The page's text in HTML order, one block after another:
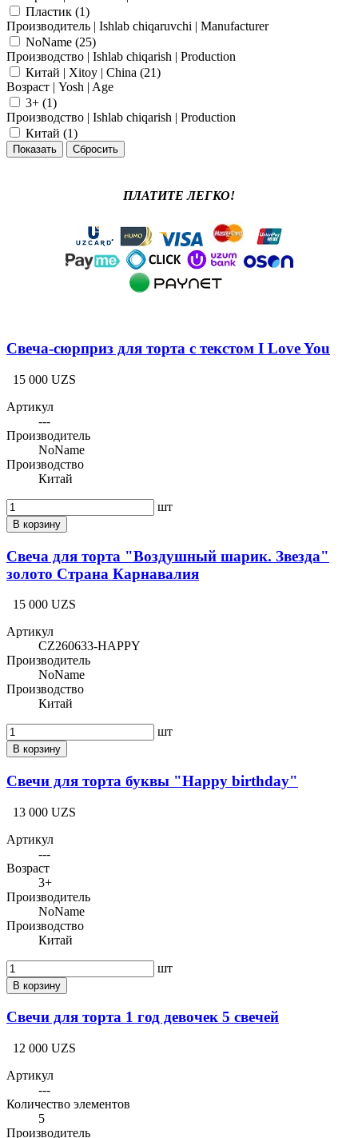
Пластик (1)
Производитель | Ishlab chiqaruvchi | Manufacturer
NoName (25)
Производство | Ishlab chiqarish | Production
Китай | Xitoy | China (21)
Возраст | Yosh | Age
3+ (1)
Производство | Ishlab chiqarish | Production
Китай (1)
ПЛАТИТЕ ЛЕГКО!
Свеча-сюрприз для торта с текстом I Love You
15 000 UZS
Артикул
---
Производитель
NoName
Производство
Китай
шт
В корзину
Свеча для торта "Воздушный шарик. Звезда"
золото Страна Карнавалия
15 000 UZS
Артикул
CZ260633-HAPPY
Производитель
NoName
Производство
Китай
шт
В корзину
Свечи для торта буквы "Happy birthday"
13 000 UZS
Артикул
---
Возраст
3+
Производитель
NoName
Производство
Китай
шт
В корзину
Свечи для торта 1 год девочек 5 свечей
12 000 UZS
Артикул
---
Количество элементов
5
Производитель